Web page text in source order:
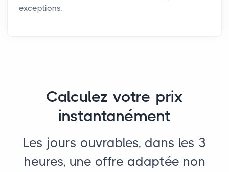
exceptions.
Calculez votre prix
instantanément
Les jours ouvrables, dans les 3
heures, une offre adaptée non